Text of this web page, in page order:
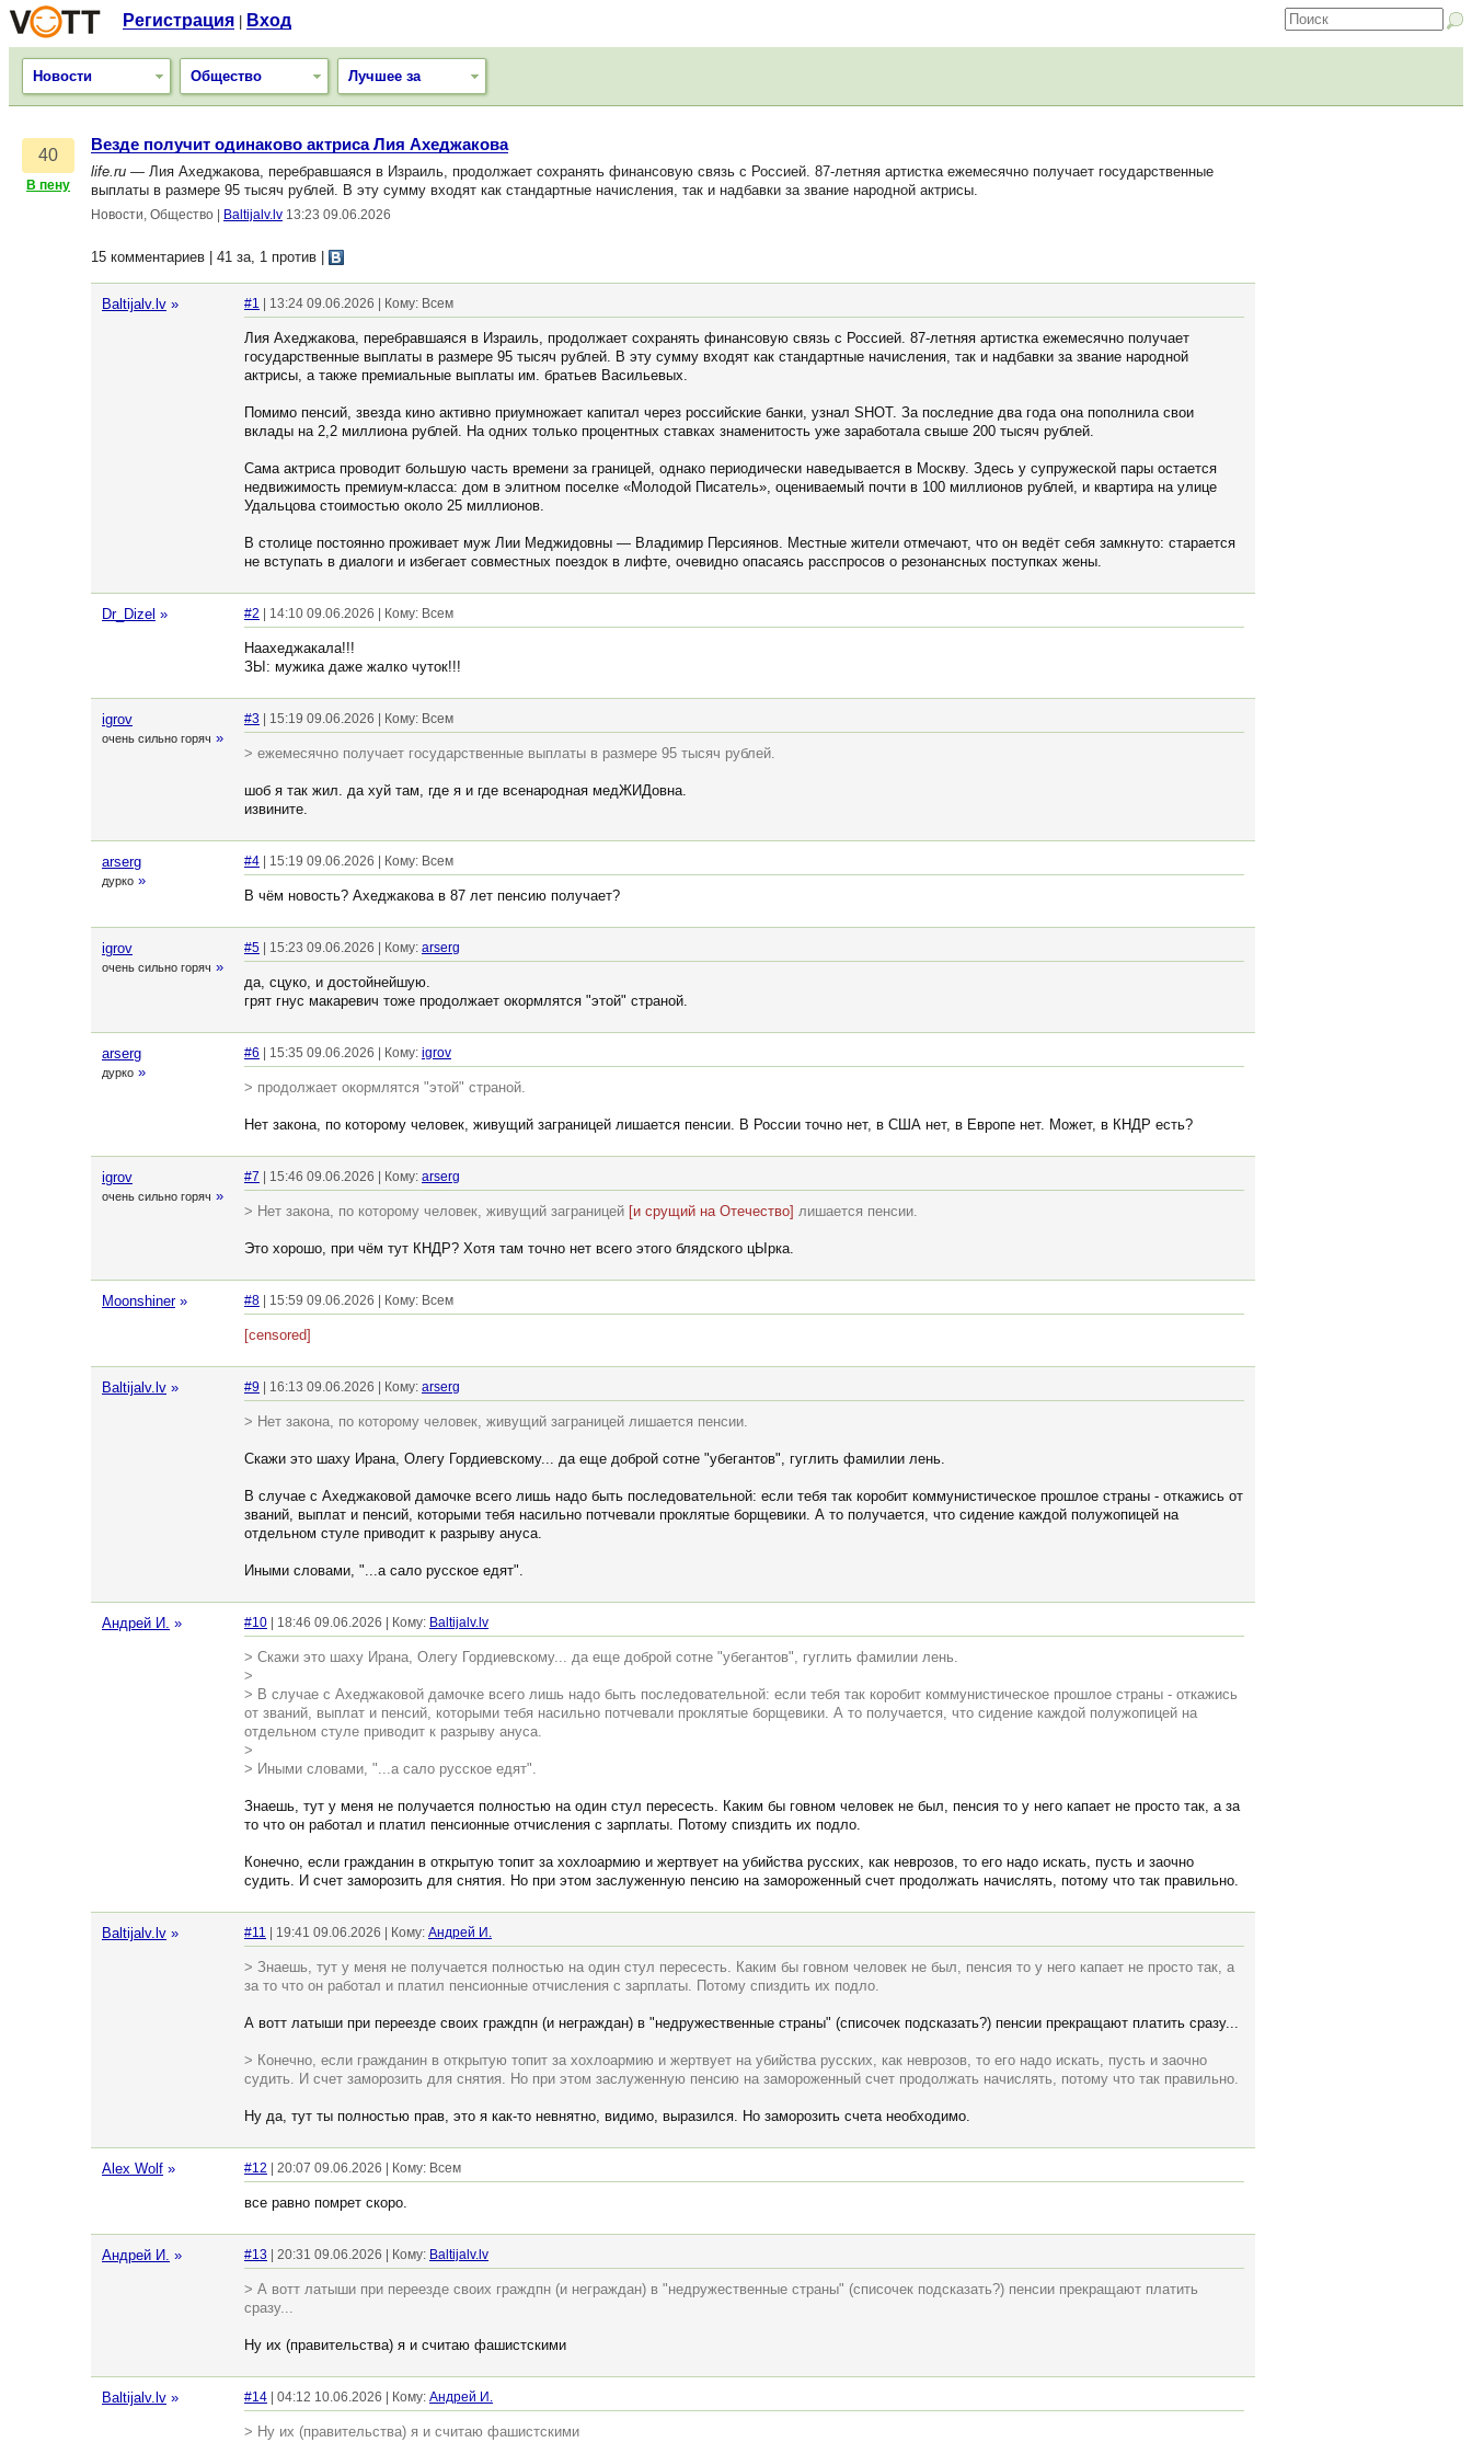
Регистрация Вход
Новости Общество Лучшее за
40
В пену
Везде получит одинаково актриса Лия Ахеджакова
life.ru — Лия Ахеджакова, перебравшаяся в Израиль, продолжает сохранять финансовую связь с Россией. 87-летняя артистка ежемесячно получает государственные
выплаты в размере 95 тысяч рублей. В эту сумму входят как стандартные начисления, так и надбавки за звание народной актрисы.
Новости, Общество Baltijalv.lv 13:23 09.06.2026
15 комментариев | 41 за, 1 против
Baltijalv.lv » #1 | 13:24 09.06.2026 | Кому: Всем
Лия Ахеджакова, перебравшаяся в Израиль, продолжает сохранять финансовую связь с Россией. 87-летняя артистка ежемесячно получает
государственные выплаты в размере 95 тысяч рублей. В эту сумму входят как стандартные начисления, так и надбавки за звание народной
актрисы, а также премиальные выплаты им. братьев Васильевых.
Помимо пенсий, звезда кино активно приумножает капитал через российские банки, узнал SHOT. За последние два года она пополнила свои
вклады на 2,2 миллиона рублей. На одних только процентных ставках знаменитость уже заработала свыше 200 тысяч рублей.
Сама актриса проводит большую часть времени за границей, однако периодически наведывается в Москву. Здесь у супружеской пары остается
недвижимость премиум-класса: дом в элитном поселке «Молодой Писатель», оцениваемый почти в 100 миллионов рублей, и квартира на улице
Удальцова стоимостью около 25 миллионов.
В столице постоянно проживает муж Лии Меджидовны — Владимир Персиянов. Местные жители отмечают, что он ведёт себя замкнуто: старается
не вступать в диалоги и избегает совместных поездок в лифте, очевидно опасаясь расспросов о резонансных поступках жены.
Dr_Dizel » #2 | 14:10 09.06.2026 | Кому: Всем
Наахеджакала!!!
ЗЫ: мужика даже жалко чуток!!!
igrov
очень сильно горяч »
#3 | 15:19 09.06.2026 | Кому: Всем
> ежемесячно получает государственные выплаты в размере 95 тысяч рублей.
шоб я так жил. да хуй там, где я и где всенародная медЖИДовна.
извините.
arserg
дурко »
#4 | 15:19 09.06.2026 | Кому: Всем
В чëм новость? Ахеджакова в 87 лет пенсию получает?
igrov
очень сильно горяч »
#5 | 15:23 09.06.2026 | Кому: arserg
да, сцуко, и достойнейшую.
грят гнус макаревич тоже продолжает окормлятся "этой" страной.
arserg
дурко »
#6 | 15:35 09.06.2026 | Кому: igrov
> продолжает окормлятся "этой" страной.
Нет закона, по которому человек, живущий заграницей лишается пенсии. В России точно нет, в США нет, в Европе нет. Может, в КНДР есть?
igrov
очень сильно горяч »
#7 | 15:46 09.06.2026 | Кому: arserg
> Нет закона, по которому человек, живущий заграницей [и срущий на Отечество] лишается пенсии.
Это хорошо, при чём тут КНДР? Хотя там точно нет всего этого блядского цЫрка.
Moonshiner » #8 | 15:59 09.06.2026 | Кому: Всем
[censored]
Baltijalv.lv » #9 | 16:13 09.06.2026 | Кому: arserg
> Нет закона, по которому человек, живущий заграницей лишается пенсии.
Скажи это шаху Ирана, Олегу Гордиевскому... да еще доброй сотне "убегантов", гуглить фамилии лень.
В случае с Ахеджаковой дамочке всего лишь надо быть последовательной: если тебя так коробит коммунистическое прошлое страны - откажись от
званий, выплат и пенсий, которыми тебя насильно потчевали проклятые борщевики. А то получается, что сидение каждой полужопицей на
отдельном стуле приводит к разрыву ануса.
Иными словами, "...а сало русское едят".
Андрей И. » #10 | 18:46 09.06.2026 | Кому: Baltijalv.lv
> Скажи это шаху Ирана, Олегу Гордиевскому... да еще доброй сотне "убегантов", гуглить фамилии лень.
>
> В случае с Ахеджаковой дамочке всего лишь надо быть последовательной: если тебя так коробит коммунистическое прошлое страны - откажись
от званий, выплат и пенсий, которыми тебя насильно потчевали проклятые борщевики. А то получается, что сидение каждой полужопицей на
отдельном стуле приводит к разрыву ануса.
>
> Иными словами, "...а сало русское едят".
Знаешь, тут у меня не получается полностью на один стул пересесть. Каким бы говном человек не был, пенсия то у него капает не просто так, а за
то что он работал и платил пенсионные отчисления с зарплаты. Потому спиздить их подло.
Конечно, если гражданин в открытую топит за хохлоармию и жертвует на убийства русских, как неврозов, то его надо искать, пусть и заочно
судить. И счет заморозить для снятия. Но при этом заслуженную пенсию на замороженный счет продолжать начислять, потому что так правильно.
Baltijalv.lv » #11 | 19:41 09.06.2026 | Кому: Андрей И.
> Знаешь, тут у меня не получается полностью на один стул пересесть. Каким бы говном человек не был, пенсия то у него капает не просто так, а
за то что он работал и платил пенсионные отчисления с зарплаты. Потому спиздить их подло.
А вотт латыши при переезде своих граждпн (и неграждан) в "недружественные страны" (списочек подсказать?) пенсии прекращают платить сразу...
> Конечно, если гражданин в открытую топит за хохлоармию и жертвует на убийства русских, как неврозов, то его надо искать, пусть и заочно
судить. И счет заморозить для снятия. Но при этом заслуженную пенсию на замороженный счет продолжать начислять, потому что так правильно.
Ну да, тут ты полностью прав, это я как-то невнятно, видимо, выразился. Но заморозить счета необходимо.
Alex Wolf » #12 | 20:07 09.06.2026 | Кому: Всем
все равно помрет скоро.
Андрей И. » #13 | 20:31 09.06.2026 | Кому: Baltijalv.lv
> А вотт латыши при переезде своих граждпн (и неграждан) в "недружественные страны" (списочек подсказать?) пенсии прекращают платить
сразу...
Ну их (правительства) я и считаю фашистскими
Baltijalv.lv » #14 | 04:12 10.06.2026 | Кому: Андрей И.
> Ну их (правительства) я и считаю фашистскими